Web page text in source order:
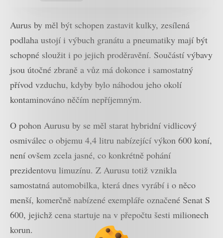
Aurus by měl být schopen zastavit kulky, zesílená
podlaha ustojí i výbuch granátu a pneumatiky mají být
schopné sloužit i po jejich proděravění. Součástí výbavy
jsou útočné zbraně a vůz má dokonce i samostatný
přívod vzduchu, kdyby bylo náhodou jeho okolí
kontaminováno něčím nepříjemným.
O pohon Aurusu by se měl starat hybridní vidlicový
osmiválec o objemu 4,4 litru nabízející výkon 600 koní,
není ovšem zcela jasné, co konkrétně pohání
prezidentovu limuzínu. Z Aurusu totiž vznikla
samostatná automobilka, která dnes vyrábí i o něco
menší, komerčně nabízené exempláře označené Senat S
600, jejichž cena startuje na v přepočtu šesti milionech
korun.